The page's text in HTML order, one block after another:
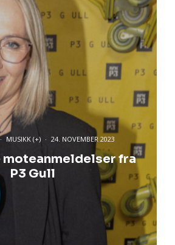
· MUSIKK (+) · 24. NOVEMBER 2023
fra
P3 Gull